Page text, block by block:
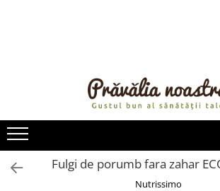
ULEIURI ȘI UNTURI
MĂSLINE
NUCI ȘI SEMINȚE
FRUCTE DESHIDRATATE
Fulgi de porumb fara zahar
Nutrissimo